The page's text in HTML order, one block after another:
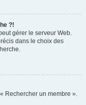
?!
gérer le serveur Web.
dans le choix des
Rechercher un membre ».